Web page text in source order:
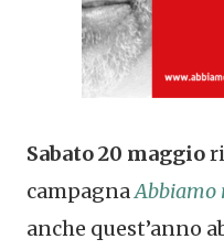
Sabato 20 maggio
campagnaAbbiamo
anche quest’anno